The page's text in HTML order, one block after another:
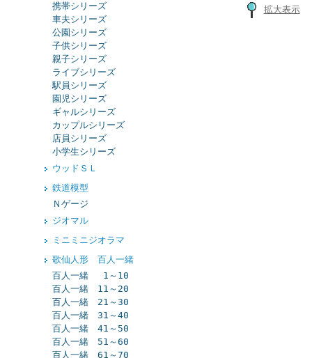
携帯シリーズ
車夫シリーズ
公園シリーズ
子供シリーズ
親子シリーズ
ライブシリーズ
駅員シリーズ
園児シリーズ
ギャルシリーズ
カップルシリーズ
店員シリーズ
小学生シリーズ
ウッドＳＬ
鉄道模型
Ｎゲージ
ジオマル
ミニミニジオラマ
歌仙人形 百人一緒
百人一緒 1～10
百人一緒 11～20
百人一緒 21～30
百人一緒 31～40
百人一緒 41～50
百人一緒 51～60
百人一緒 61～70
拡大表示